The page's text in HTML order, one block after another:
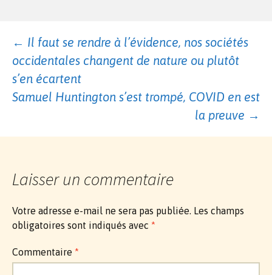
Navigation
des
articles
← Il faut se rendre à l’évidence, nos sociétés
occidentales changent de nature ou plutôt
s’en écartent
Samuel Huntington s’est trompé, COVID en est
la preuve →
Laisser un commentaire
Votre adresse e-mail ne sera pas publiée. Les champs
obligatoires sont indiqués avec *
Commentaire *